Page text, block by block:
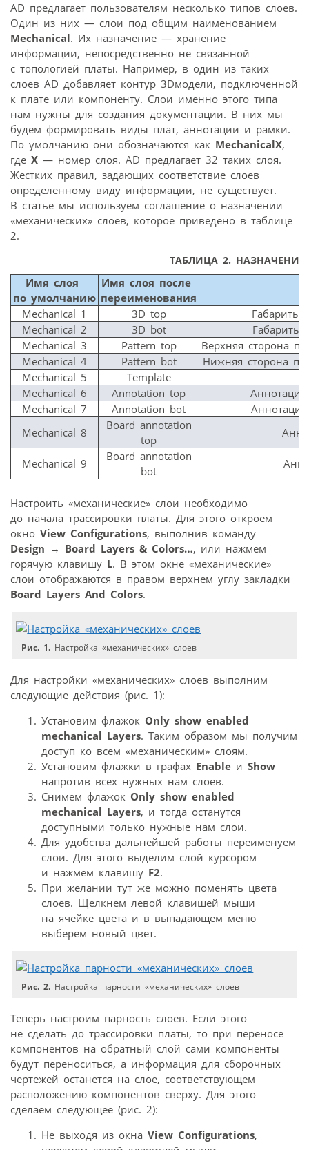
AD предлагает пользователям несколько типов слоев.
Один из них — слои под общим наименованием
Mechanical. Их назначение — хранение
информации, непосредственно не связанной
с топологией платы. Например, в один из таких
слоев AD добавляет контур 3D­модели, подключенной
к плате или компоненту. Слои именно этого типа
нам нужны для создания документации. В них мы
будем формировать виды плат, аннотации и рамки.
По умолчанию они обозначаются как MechanicalX,
где X — номер слоя. AD предлагает 32 таких слоя.
Жестких правил, задающих соответствие слоев
определенному виду информации, не существует.
В статье мы используем соглашение о назначении
«механических» слоев, которое приведено в таблице
2.
ТАБЛИЦА 2.
Имя слоя
по умолчанию
Имя слоя после
переименования
Mechanical 1
3D top
Габариты
Mechanical 2
3D bot
Габариты
Mechanical 3
Pattern top
Верхняя сторона
Mechanical 4
Pattern bot
Нижняя сторона
Mechanical 5
Template
Mechanical 6
Annotation top
Mechanical 7
Annotation bot
Mechanical 8
Board annotation
top
Mechanical 9
Board annotation
bot
Настроить «механические» слои необходимо
до начала трассировки платы. Для этого откроем
окно View Configurations, выполнив команду
Design → Board Layers & Colors…, или нажмем
горячую клавишу L. В этом окне «механические»
слои отображаются в правом верхнем углу закладки
Board Layers And Colors.
Рис. 1. Настройка «механических» слоев
Для настройки «механических» слоев выполним
следующие действия (рис. 1):
Установим флажок Only show enabled
mechanical Layers. Таким образом мы получим
доступ ко всем «механическим» слоям.
Установим флажки в графах Enable и Show
напротив всех нужных нам слоев.
Снимем флажок Only show enabled
mechanical Layers, и тогда останутся
доступными только нужные нам слои.
Для удобства дальнейшей работы переименуем
слои. Для этого выделим слой курсором
и нажмем клавишу F2.
При желании тут же можно поменять цвета
слоев. Щелкнем левой клавишей мыши
на ячейке цвета и в выпадающем меню
выберем новый цвет.
Рис. 2. Настройка парности «механических» слоев
Теперь настроим парность слоев. Если этого
не сделать до трассировки платы, то при переносе
компонентов на обратный слой сами компоненты
будут переноситься, а информация для сборочных
чертежей останется на слое, соответствующем
расположению компонентов сверху. Для этого
сделаем следующее (рис. 2):
Не выходя из окна View Configurations,